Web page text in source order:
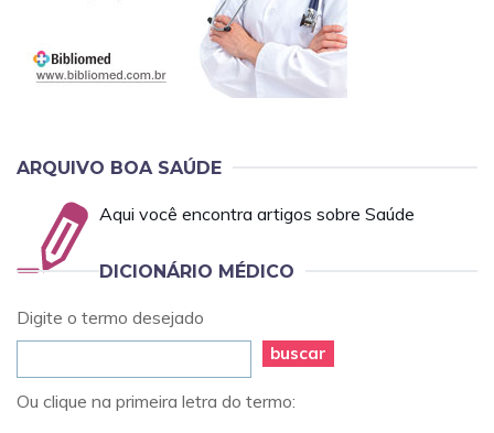
ARQUIVO BOA SAÚDE
Aqui você encontra artigos sobre Saúde
DICIONÁRIO MÉDICO
Digite o termo desejado
buscar
Ou clique na primeira letra do termo: